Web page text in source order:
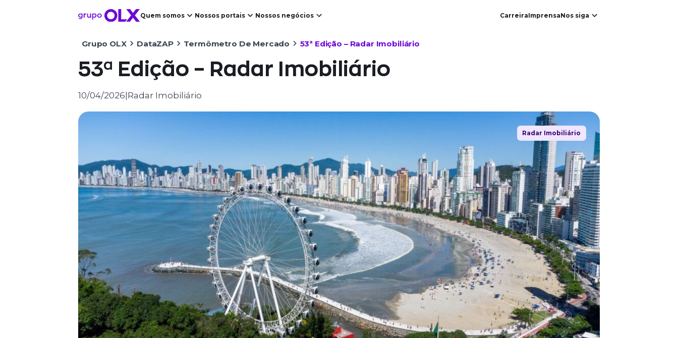
Quem somos Nossos portais Nossos negócios CarreiraImprensaNos siga
Grupo OLX DataZAP Termômetro De Mercado 53ª Edição – Radar Imobiliário
53ª Edição – Radar Imobiliário
10/04/2026|Radar Imobiliário
Radar Imobiliário